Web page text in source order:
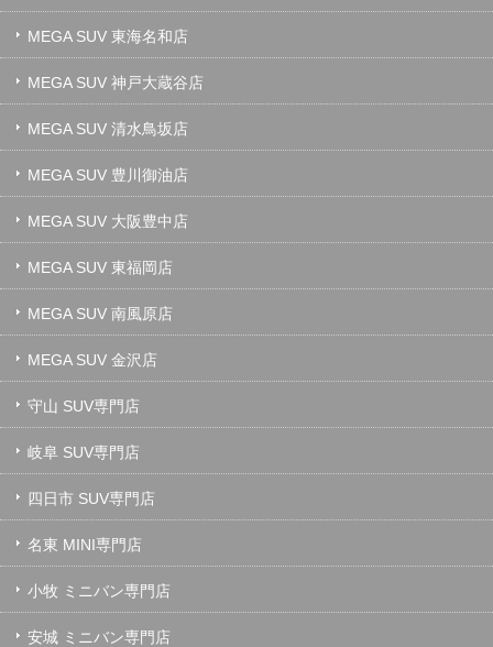
MEGA SUV 東海名和店
MEGA SUV 神戸大蔵谷店
MEGA SUV 清水鳥坂店
MEGA SUV 豊川御油店
MEGA SUV 大阪豊中店
MEGA SUV 東福岡店
MEGA SUV 南風原店
MEGA SUV 金沢店
守山 SUV専門店
岐阜 SUV専門店
四日市 SUV専門店
名東 MINI専門店
小牧 ミニバン専門店
安城 ミニバン専門店